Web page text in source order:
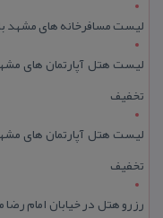
لیست مسافرخانه های مشهد با
تخفیف
تخفیف